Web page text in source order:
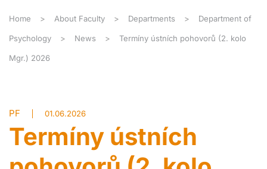
Home About Faculty Departments Department of
Psychology News Termíny ústních pohovorů (2. kolo
Mgr.) 2026
PF 01.06.2026
Termíny ústních